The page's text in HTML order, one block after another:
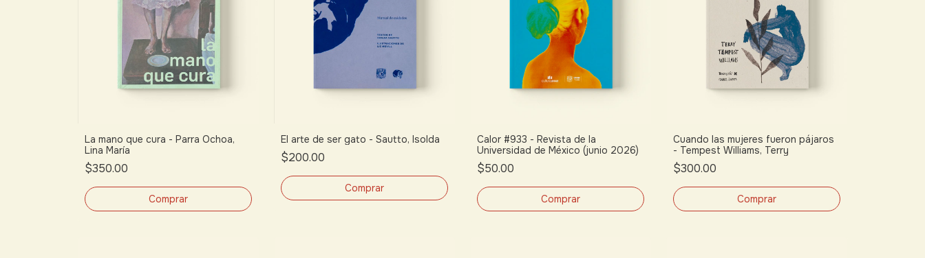
La mano que cura - Parra Ochoa,
Lina María
$350.00
El arte de ser gato - Sautto, Isolda
$200.00
Calor #933 - Revista de la
Universidad de México (junio 2026)
$50.00
Cuando las mujeres fueron pájaros
- Tempest Williams, Terry
$300.00